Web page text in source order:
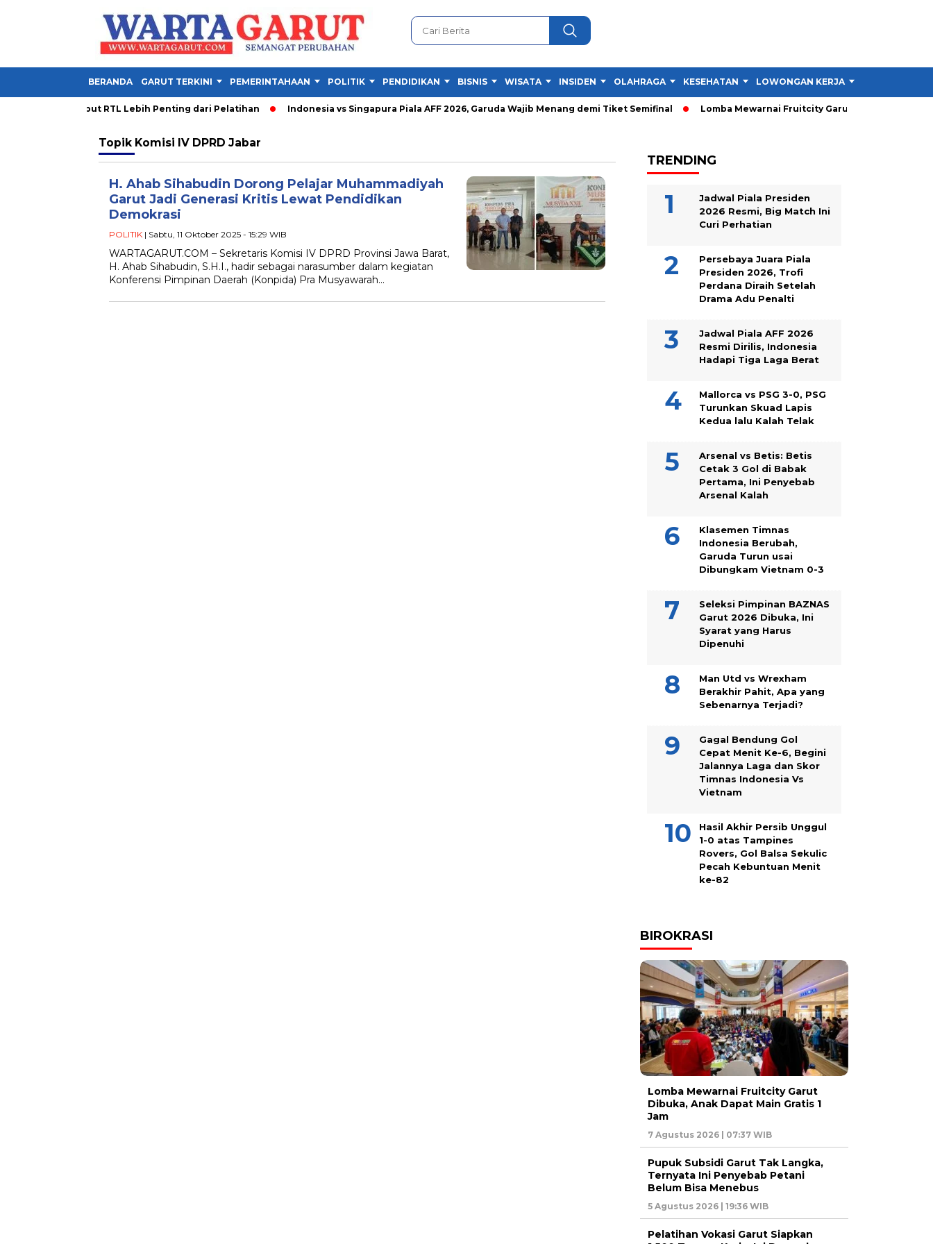
BERANDA GARUT TERKINI PEMERINTAHAAN POLITIK PENDIDIKAN BISNIS WISATA INSIDEN OLAHRAGA KESEHATAN LOWONGAN KERJA
PDM Garut Sebut RTL Lebih Penting dari Pelatihan Indonesia vs Singapura Piala AFF 2026, Garuda Wajib Menang demi Tiket Semifinal Lomba Mewarnai Fruitcity Garut Dibuka, Anak Dapat
Topik Komisi IV DPRD Jabar
H. Ahab Sihabudin Dorong Pelajar Muhammadiyah
Garut Jadi Generasi Kritis Lewat Pendidikan
Demokrasi
POLITIK | Sabtu, 11 Oktober 2025 - 15:29 WIB
WARTAGARUT.COM – Sekretaris Komisi IV DPRD Provinsi Jawa Barat,
H. Ahab Sihabudin, S.H.I., hadir sebagai narasumber dalam kegiatan
Konferensi Pimpinan Daerah (Konpida) Pra Musyawarah…
TRENDING
Jadwal Piala Presiden
2026 Resmi, Big Match Ini
Curi Perhatian
Persebaya Juara Piala
Presiden 2026, Trofi
Perdana Diraih Setelah
Drama Adu Penalti
Jadwal Piala AFF 2026
Resmi Dirilis, Indonesia
Hadapi Tiga Laga Berat
Mallorca vs PSG 3-0, PSG
Turunkan Skuad Lapis
Kedua lalu Kalah Telak
Arsenal vs Betis: Betis
Cetak 3 Gol di Babak
Pertama, Ini Penyebab
Arsenal Kalah
Klasemen Timnas
Indonesia Berubah,
Garuda Turun usai
Dibungkam Vietnam 0-3
Seleksi Pimpinan BAZNAS
Garut 2026 Dibuka, Ini
Syarat yang Harus
Dipenuhi
Man Utd vs Wrexham
Berakhir Pahit, Apa yang
Sebenarnya Terjadi?
Gagal Bendung Gol
Cepat Menit Ke-6, Begini
Jalannya Laga dan Skor
Timnas Indonesia Vs
Vietnam
Hasil Akhir Persib Unggul
1-0 atas Tampines
Rovers, Gol Balsa Sekulic
Pecah Kebuntuan Menit
ke-82
BIROKRASI
Lomba Mewarnai Fruitcity Garut
Dibuka, Anak Dapat Main Gratis 1
Jam
7 Agustus 2026 | 07:37 WIB
Pupuk Subsidi Garut Tak Langka,
Ternyata Ini Penyebab Petani
Belum Bisa Menebus
5 Agustus 2026 | 19:36 WIB
Pelatihan Vokasi Garut Siapkan